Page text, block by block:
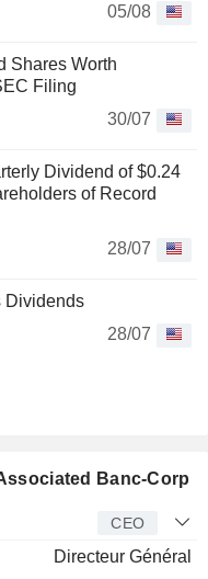
05/08
Shares Worth
Filing
30/07
Dividend of $0.24
of Record
28/07
Dividends
28/07
Banc-Corp
CEO
Directeur Général